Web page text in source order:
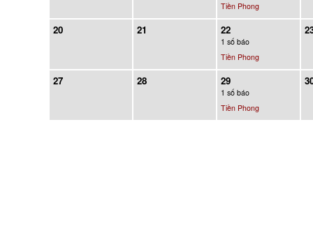
Tiền Phong
20 21 22
1 số báo
Tiền Phong
27 28 29
1 số báo
Tiền Phong